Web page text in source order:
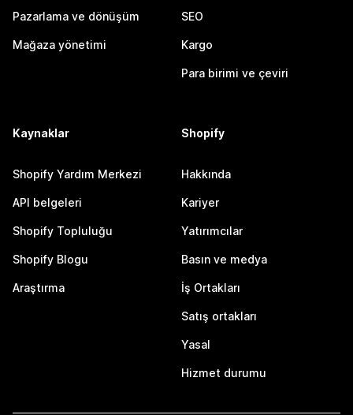
Pazarlama ve dönüşüm
Mağaza yönetimi
SEO
Kargo
Para birimi ve çeviri
Kaynaklar
Shopify Yardım Merkezi
API belgeleri
Shopify Topluluğu
Shopify Blogu
Araştırma
Shopify
Hakkında
Kariyer
Yatırımcılar
Basın ve medya
İş Ortakları
Satış ortakları
Yasal
Hizmet durumu